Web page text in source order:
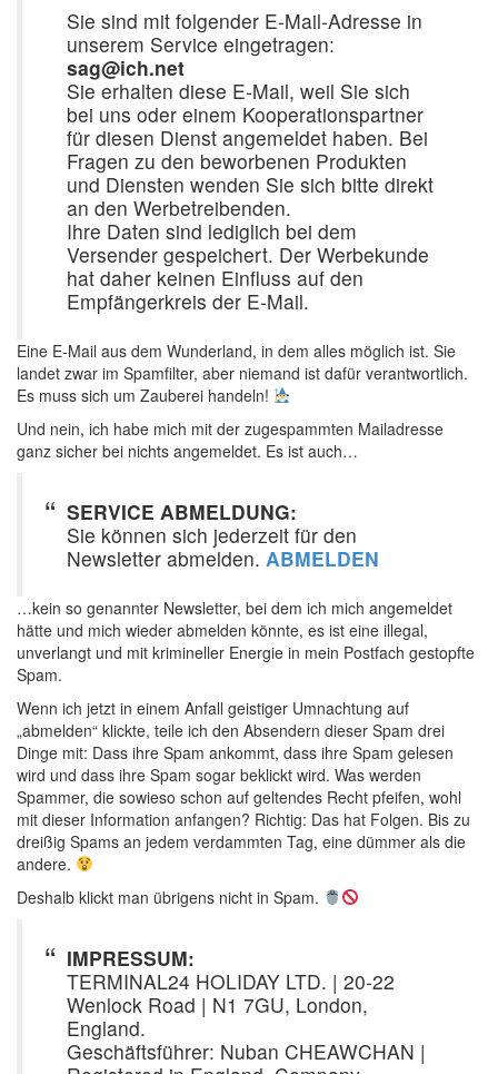
Sie sind mit folgender E-Mail-Adresse in
unserem Service eingetragen:
sag@ich.net
Sie erhalten diese E-Mail, weil Sie sich
bei uns oder einem Kooperationspartner
für diesen Dienst angemeldet haben. Bei
Fragen zu den beworbenen Produkten
und Diensten wenden Sie sich bitte direkt
an den Werbetreibenden.
Ihre Daten sind lediglich bei dem
Versender gespeichert. Der Werbekunde
hat daher keinen Einfluss auf den
Empfängerkreis der E-Mail.
Eine E-Mail aus dem Wunderland, in dem alles möglich ist. Sie
landet zwar im Spamfilter, aber niemand ist dafür verantwortlich.
Es muss sich um Zauberei handeln!
Und nein, ich habe mich mit der zugespammten Mailadresse
ganz sicher bei nichts angemeldet. Es ist auch…
SERVICE ABMELDUNG:
Sie können sich jederzeit für den
Newsletter abmelden. ABMELDEN
…kein so genannter Newsletter, bei dem ich mich angemeldet
hätte und mich wieder abmelden könnte, es ist eine illegal,
unverlangt und mit krimineller Energie in mein Postfach gestopfte
Spam.
Wenn ich jetzt in einem Anfall geistiger Umnachtung auf
„abmelden“ klickte, teile ich den Absendern dieser Spam drei
Dinge mit: Dass ihre Spam ankommt, dass ihre Spam gelesen
wird und dass ihre Spam sogar beklickt wird. Was werden
Spammer, die sowieso schon auf geltendes Recht pfeifen, wohl
mit dieser Information anfangen? Richtig: Das hat Folgen. Bis zu
dreißig Spams an jedem verdammten Tag, eine dümmer als die
andere.
Deshalb klickt man übrigens nicht in Spam.
IMPRESSUM:
TERMINAL24 HOLIDAY LTD. | 20-22
Wenlock Road | N1 7GU, London,
England.
Geschäftsführer: Nuban CHEAWCHAN |